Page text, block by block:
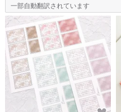
一部自動翻訳されています